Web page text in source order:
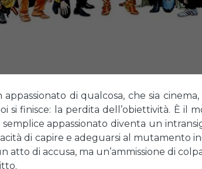
appassionato di qualcosa, che sia
si finisce: la perdita dell’obiettività. È il
appassionato diventa un
di capire e adeguarsi al mutamento
atto di accusa, ma un’ammissione di